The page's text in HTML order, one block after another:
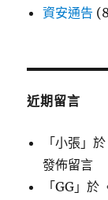
資安通告
近期留言
「小張 」
發佈留言
「GG 」於